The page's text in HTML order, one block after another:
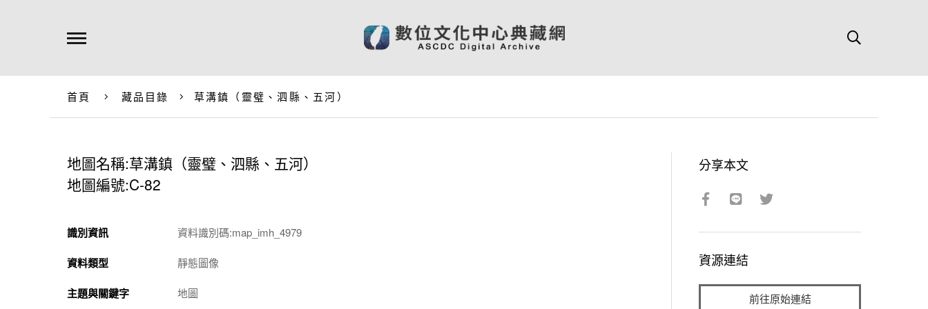
首頁 藏品目錄 草溝鎮（靈璧、泗縣、五河）
地圖名稱:草溝鎮（靈璧、泗縣、五河）
地圖編號:C-82
識別資訊 資料識別碼:map_imh_4979
資料類型 靜態圖像
主題與關鍵字 地圖
分享本文
資源連結
前往原始連結